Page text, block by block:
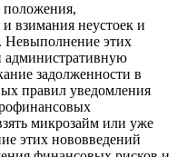
положения,
взимания неустоек и
Невыполнение этих
административную
задолженности в
правил уведомления
микрозайм или уже
этих нововведений